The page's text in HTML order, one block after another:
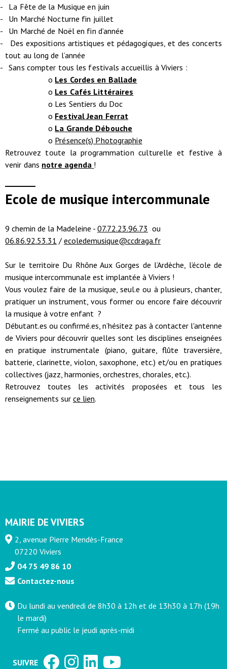
- La Fête de la Musique en juin
- Un Marché Nocturne fin juillet
- Un Marché de Noël en fin d’année
- Des expositions artistiques et pédagogiques, et des concerts
tout au long de l’année
- Sans compter tous les festivals accueillis à Viviers :
o Les Cordes en Ballade
o Les Cafés Littéraires
o Les Sentiers du Doc
o Festival Jean Ferrat
o La Grande Débouche
o Présence(s) Photographie
Retrouvez toute la programmation culturelle et festive à
venir dans notre agenda !
Ecole de musique intercommunale
9 chemin de la Madeleine - 07.72.23.96.73 ou
06.86.92.53.31 / ecoledemusique@ccdraga.fr
Sur le territoire Du Rhône Aux Gorges de l’Ardèche, l’école de
musique intercommunale est implantée à Viviers !
Vous voulez faire de la musique, seul.e ou à plusieurs, chanter,
pratiquer un instrument, vous former ou encore faire découvrir
la musique à votre enfant ?
Débutant.es ou confirmé.es, n’hésitez pas à contacter l'antenne
de Viviers pour découvrir quelles sont les disciplines enseignées
en pratique instrumentale (piano, guitare, flûte traversière,
batterie, clarinette, violon, saxophone, etc.) et/ou en pratiques
collectives (jazz, harmonies, orchestres, chorales, etc.).
Retrouvez toutes les activités proposées et tous les
renseignements sur ce lien.
MAIRIE DE VIVIERS
2, avenue Pierre Mendès-France
07220 Viviers
04 75 49 86 10
Contactez-nous
Du lundi au vendredi de 8h30 à 12h et de 13h30 à 17h (19h
le mardi)
Fermé au public le jeudi après-midi
SUIVRE